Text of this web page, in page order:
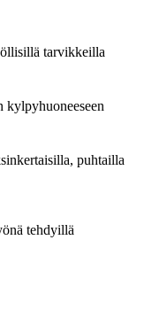
tarvikkeilla
kylpyhuoneeseen
puhtailla
tehdyillä